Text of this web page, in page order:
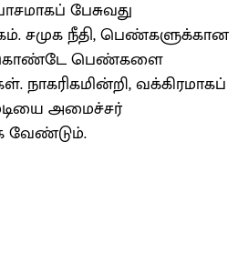
பேசுவது
சமுக நீதி, பெண்களுக்கான
கொண்டே பெண்களை
நாகரிகமின்றி, வக்கிரமாகப்
அமைச்சர்
வேண்டும்.